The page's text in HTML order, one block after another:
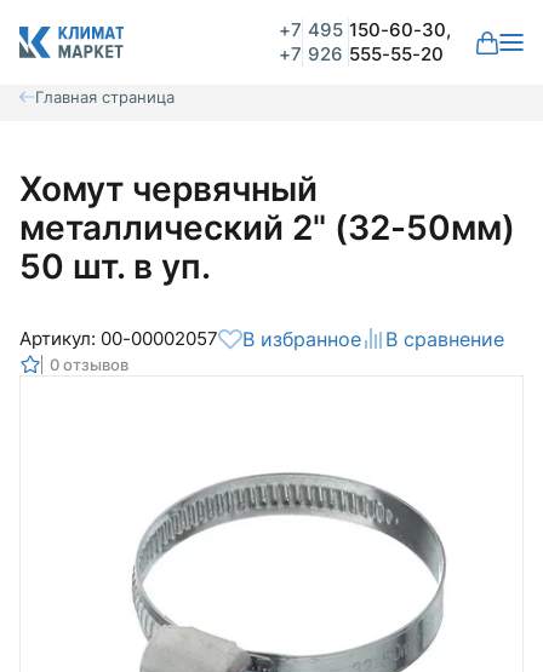
+7 495 150-60-30,
+7 926 555-55-20
Главная страница
Хомут червячный
металлический 2" (32-50мм)
50 шт. в уп.
Артикул: 00-00002057 В избранное В сравнение
0 отзывов
Комментарий
Для оформления заказа необходимо
войти в личный кабинет.